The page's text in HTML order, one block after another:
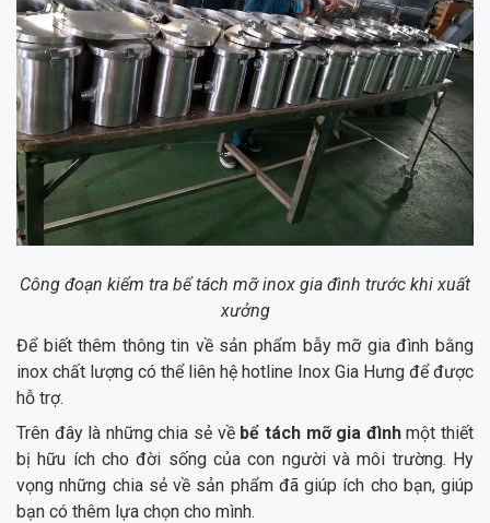
Công đoạn kiểm tra bể tách mỡ inox gia đình trước khi xuất
xưởng
Để biết thêm thông tin về sản phẩm bẫy mỡ gia đình bằng
inox chất lượng có thể liên hệ hotline Inox Gia Hưng để được
hỗ trợ.
Trên đây là những chia sẻ về bể tách mỡ gia đìnhmột thiết
bị hữu ích cho đời sống của con người và môi trường. Hy
vọng những chia sẻ về sản phẩm đã giúp ích cho bạn, giúp
bạn có thêm lựa chọn cho mình.